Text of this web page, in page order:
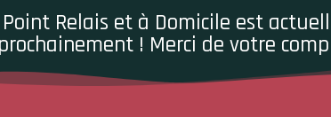
Relais et à Domicile est
! Merci de votre